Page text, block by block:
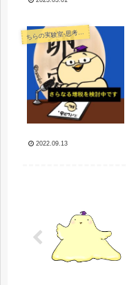
ちらの実験室-思考・失敗談・リアルタイム実況等を発信します-
2022.09.13